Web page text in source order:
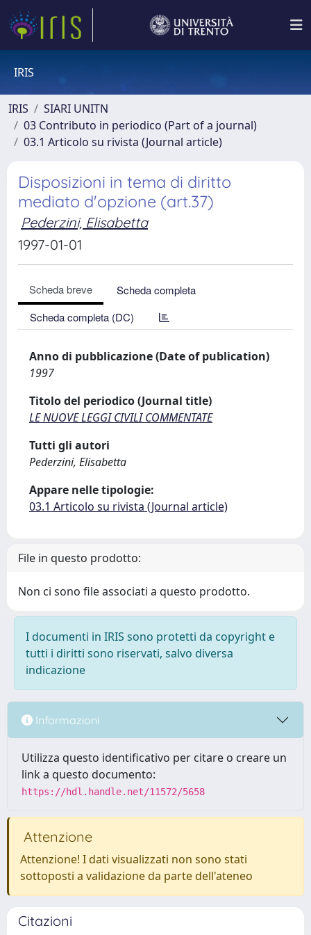
IRIS
IRIS
SIARI UNITN
03 Contributo in periodico (Part of a journal)
03.1 Articolo su rivista (Journal article)
Disposizioni in tema di diritto
mediato d'opzione (art.37)
Pederzini, Elisabetta
1997-01-01
Scheda breve
Scheda completa
Scheda completa (DC)
Anno di pubblicazione (Date of publication)
1997
Titolo del periodico (Journal title)
LE NUOVE LEGGI CIVILI COMMENTATE
Tutti gli autori
Pederzini, Elisabetta
Appare nelle tipologie:
03.1 Articolo su rivista (Journal article)
File in questo prodotto:
Non ci sono file associati a questo prodotto.
I documenti in IRIS sono protetti da copyright e
tutti i diritti sono riservati, salvo diversa
indicazione
Informazioni
Utilizza questo identificativo per citare o creare un
link a questo documento:
https://hdl.handle.net/11572/5658
Attenzione
Attenzione! I dati visualizzati non sono stati
sottoposti a validazione da parte dell'ateneo
Citazioni